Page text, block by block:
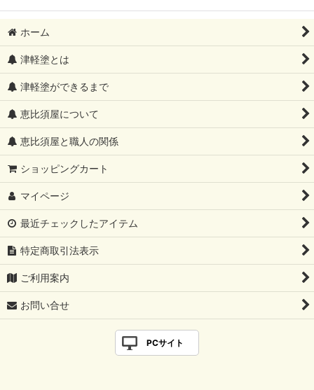
ホーム
津軽塗とは
津軽塗ができるまで
恵比須屋について
恵比須屋と職人の関係
ショッピングカート
マイページ
最近チェックしたアイテム
特定商取引法表示
ご利用案内
お問い合せ
PCサイト